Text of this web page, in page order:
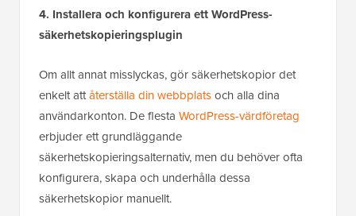
4. Installera och konfigurera ett WordPress-
säkerhetskopieringsplugin
Om allt annat misslyckas, gör säkerhetskopior det
enkelt attåterställa din webbplatsoch alla dina
användarkonton. De flesta WordPress-värdföretag
erbjuder ett grundläggande
säkerhetskopieringsalternativ, men du behöver ofta
konfigurera, skapa och underhålla dessa
säkerhetskopior manuellt.